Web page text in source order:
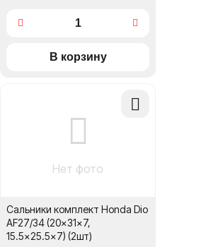
Добавить
Нет фото
Сальники комплект Honda Dio
AF27/34 (20x31x7,
15.5x25.5x7) (2шт)